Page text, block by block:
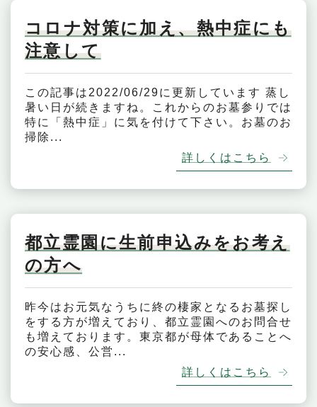
コロナ対策に加え、熱中症にも
注意して
この記事は2022/06/29に更新しています 蒸し
暑い日が続きますね。これからのお墓参りでは
特に「熱中症」に気を付けて下さい。お墓のお
掃除...
詳しくはこちら
都立霊園に生前申込みをお考え
の方へ
昨今はお元気なうちに終の棲家となるお墓探し
をする方が増えており、都立霊園へのお問合せ
も増えております。東京都が母体であることへ
の安心感、公営...
詳しくはこちら